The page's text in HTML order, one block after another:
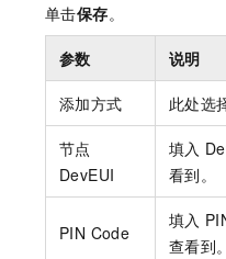
单击保存。
参数 说明
添加方式 此处选
节点
DevEUI
填入
看到。
PIN Code
填入
查看到。